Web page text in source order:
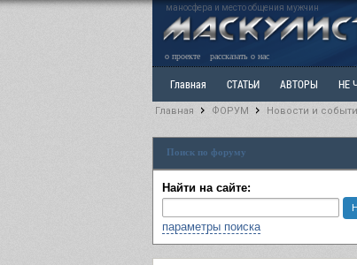
маносфера и место общения мужчин
о проекте рассказать о нас
Главная СТАТЬИ АВТОРЫ НЕ
РАЗДЕЛ: Разное
Главная ФОРУМ Новости и
Поиск по форуму
Найти на сайте:
параметры поиска